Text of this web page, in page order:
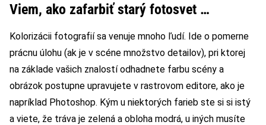
Viem, ako zafarbiť starý fotosvet …
Kolorizácii fotografií sa venuje mnoho ľudí. Ide o pomerne
prácnu úlohu (ak je v scéne množstvo detailov), pri ktorej
na základe vašich znalostí odhadnete farbu scény a
obrázok postupne upravujete v rastrovom editore, ako je
napríklad Photoshop. Kým u niektorých farieb ste si si istý
a viete, že tráva je zelená a obloha modrá, u iných musíte